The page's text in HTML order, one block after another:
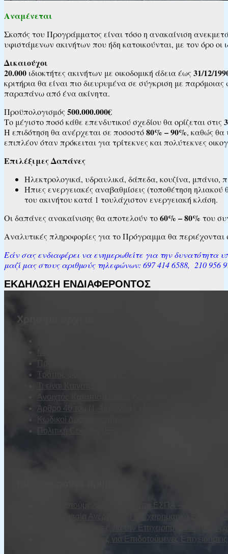
Αναμένεται
Σκοπός του Προγράμματος είναι τόσο η ανακαίνιση
υφιστάμενων ακινήτων που ήδη κατοικούνται, με τον όρο
Δικαιούχοι
20.000 ιδιοκτήτες ακινήτων με οικοδομική άδεια έως 31/12/
κριτήρια θα είναι πιο διευρυμένα σε σύγκριση με
παραπάνω από ένα ακίνητα.
Προϋπολογισμός 500.000.000€
Το μέγιστο ποσό κάθε επενδυτικού σχεδίου θα ορίζεται στις
Η επιδότηση θα ανέρχεται σε ποσοστό80% – 90%, καθώς θα
επιπλέον όταν πρόκειται για τρίτεκνες και πολύτεκνες
Επιλέξιμες Δαπάνες
Ηλεκτρολογικά, υδραυλικά, δάπεδα, κουζίνα,
Ήπιες ενεργειακές αναβαθμίσεις (τοποθέτηση
του ακινήτου κατά 1 τουλάχιστον ενεργειακή κλάση.
Οι δαπάνες ανακαίνισης θα αποτελούν το60% – 80% του
Αναλυτικές πληροφορίες για το Πρόγραμμα θα περιέχονται
Εάν σας ενδιαφέρει να ενημερωθείτε για την δυνατότητα
μαζί μας στους αριθμούς τηλεφώνων: 697 414 6588, 210 956
ΕΚΔΗΛΩΣΗ ΕΝΔΙΑΦΕΡΟΝΤΟΣ
Χρήσιμα αρχεία
Τρόπος φορολόγησης Ενίσχυσης
Τι είναι Καινοτομία
Ανοιχτός Καταπιστευτικός Λογαριασμός
Άρθρο 40 του Ν. 4488/2017 (Α137/13.09.2017)
Κωδικοί Δραστηριοτήτων (ΣΤΑΚΟΔ)
Πολιτική Cookies (ΕΕ)
Τα Επιδοτούμενα Προγράμματα ΕΣΠΑ – ΔΥΠΑ
Προετοιμασία Ανέργου για Επιχειρηματική
Επιλέξιμες Δαπάνες για την Επιχειρηματικότητα
Επιλέξιμες Δαπάνες για Επιδοτούμενες